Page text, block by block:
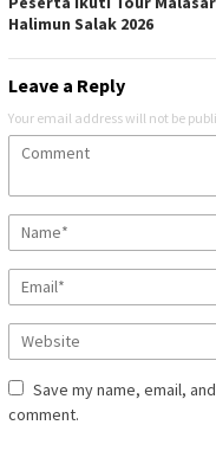
Halimun Salak 2026
Leave a Reply
Your email address will not be
Save my name, email,
comment.